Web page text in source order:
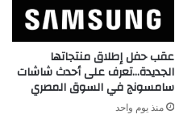
عقب حفل إطلاق منتجاتها
الجديدة…تعرف على أحدث شاشات
سامسونج في السوق المصري
منذ يوم واحد